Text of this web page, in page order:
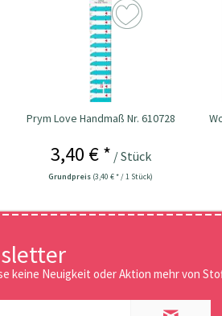
Prym Love Handmaß Nr. 610728
3,40 € * / Stück
Grundpreis (3,40 € * / 1 Stück)
keine Neuigkeit oder Aktion mehr von